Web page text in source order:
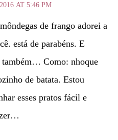
AT 5:46 PM
de frango adorei a
está de parabéns. E
também… Como: nhoque
de batata. Estou
esses pratos fácil e